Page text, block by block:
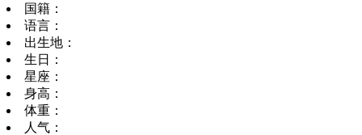
国籍：
语言：
出生地：
生日：
星座：
身高：
体重：
人气：